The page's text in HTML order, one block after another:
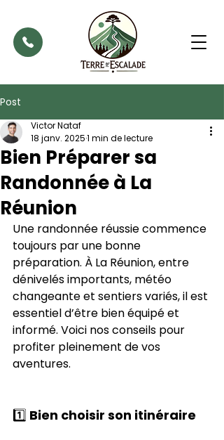
Post
Bien Préparer sa
Randonnée à La
Réunion
Victor Nataf
18 janv. 20251 min de lecture
Une randonnée réussie commence
toujours par une bonne
préparation. À La Réunion, entre
dénivelés importants, météo
changeante et sentiers variés, il est
essentiel d’être bien équipé et
informé. Voici nos conseils pour
profiter pleinement de vos
aventures.
1️⃣ Bien choisir son itinéraire